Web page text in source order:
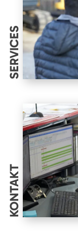
SERVICES
KONTAKT